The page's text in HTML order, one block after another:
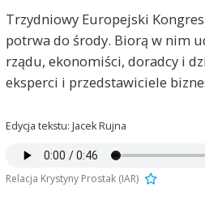
Trzydniowy Europejski
potrwa do środy. Biorą w nim
rządu, ekonomiści, doradcy i
eksperci i przedstawiciele
Edycja tekstu: Jacek Rujna
Relacja Krystyny Prostak (IAR)